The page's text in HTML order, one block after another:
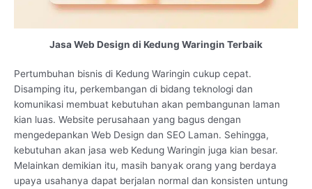
Jasa Web Design di Kedung Waringin Terbaik
Pertumbuhan bisnis di Kedung Waringin cukup cepat.
Disamping itu, perkembangan di bidang teknologi dan
komunikasi membuat kebutuhan akan pembangunan laman
kian luas. Website perusahaan yang bagus dengan
mengedepankan Web Design dan SEO Laman. Sehingga,
kebutuhan akan jasa web Kedung Waringin juga kian besar.
Melainkan demikian itu, masih banyak orang yang berdaya
upaya usahanya dapat berjalan normal dan konsisten untung